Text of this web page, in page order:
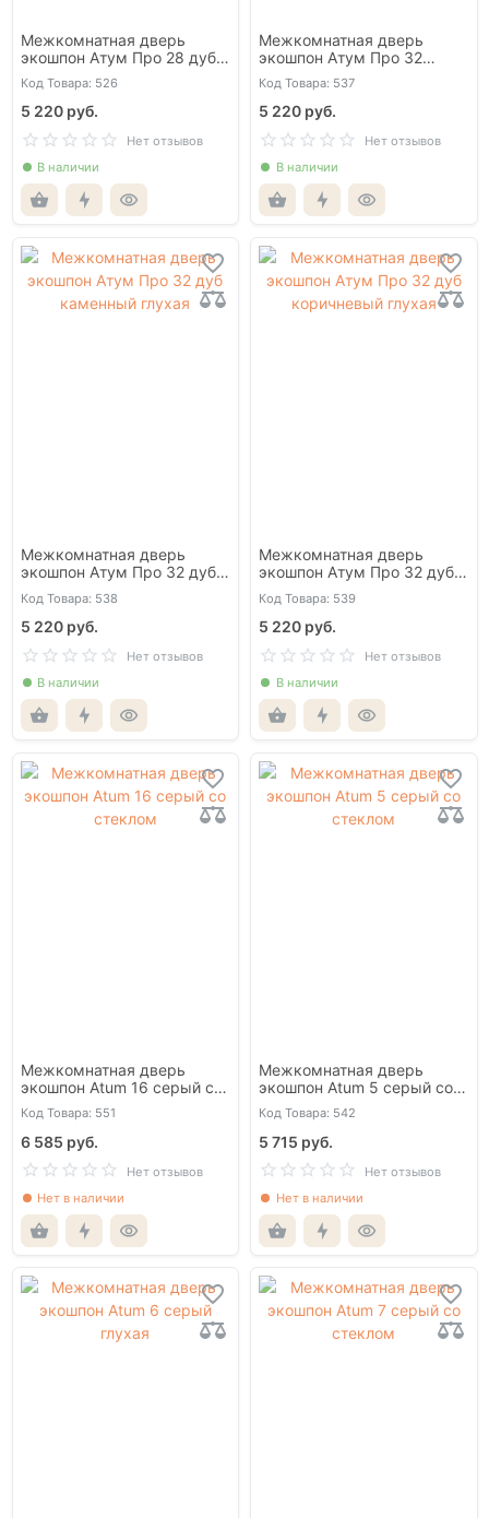
Межкомнатная дверь
экошпон Атум Про 28 дуб
скандинавский со стеклом
Код Товара: 526
5 220 руб.
Нет отзывов
В наличии
Межкомнатная дверь
экошпон Атум Про 32
глухая дуб скандинавский
со стеклом
Код Товара: 537
5 220 руб.
Нет отзывов
В наличии
Межкомнатная дверь
экошпон Атум Про 32 дуб
каменный глухая
Код Товара: 538
5 220 руб.
Нет отзывов
В наличии
Межкомнатная дверь
экошпон Атум Про 32 дуб
коричневый глухая
Код Товара: 539
5 220 руб.
Нет отзывов
В наличии
Межкомнатная дверь
экошпон Atum 16 серый со
стеклом
Код Товара: 551
6 585 руб.
Нет отзывов
Нет в наличии
Межкомнатная дверь
экошпон Atum 5 серый со
стеклом
Код Товара: 542
5 715 руб.
Нет отзывов
Нет в наличии